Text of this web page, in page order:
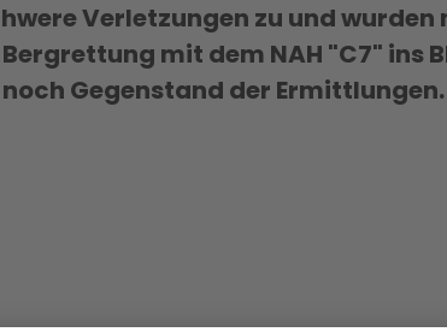
Verletzungen zu und wurden
mit dem NAH "C7" ins
Gegenstand der Ermittlungen.